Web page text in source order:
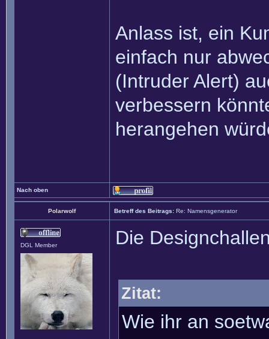
Anlass ist, ein
einfach nur
(Intruder Alert)
verbessern
herangehen
Nach oben
Polarwolf Betreff des Beitrags: Re: Namensgenerator
DGL Member Die
Zitat:
Wie ihr an